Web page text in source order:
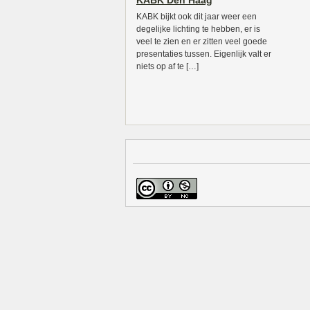
KABK bijkt ook dit jaar weer een
degelijke lichting te hebben, er is
veel te zien en er zitten veel goede
presentaties tussen. Eigenlijk valt er
niets op af te […]